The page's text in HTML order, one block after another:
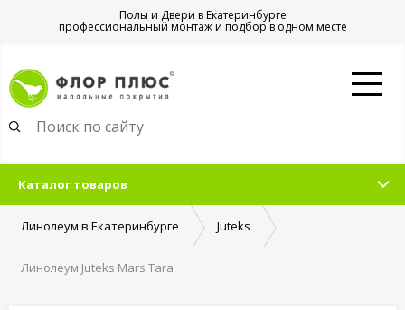
Полы и Двери в Екатеринбурге
профессиональный монтаж и подбор в одном месте
Каталог товаров
Линолеум в Екатеринбурге Juteks
Линолеум Juteks Mars Tara